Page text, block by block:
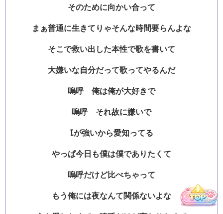
Hello Music
そのために向かい合って
まぁ普通に生きてりゃそんな時間要らんよな
そこで救い出した本性で歌を書いて
大嫌いな自分だって歌ってやるんだ
嗚呼 俺は俺が大好きで
嗚呼 それ故に嫌いで
Iが強いから愛知ってる
やっぱ今日も僕は僕でありたくて
嗚呼だけど比べちゃって
もう俺には夜なんて関係ないよな